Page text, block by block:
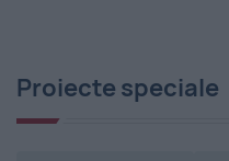
Proiecte speciale